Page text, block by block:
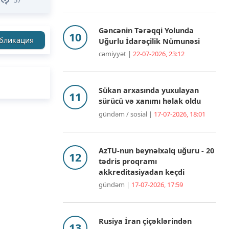
Gəncənin Tərəqqi Yolunda
Uğurlu İdarəçilik Nümunəsi
cəmiyyət | 22-07-2026, 23:12
Sükan arxasında yuxulayan
sürücü və xanımı həlak oldu
gündəm / sosial | 17-07-2026, 18:01
AzTU-nun beynəlxalq uğuru - 20
tədris proqramı
akkreditasiyadan keçdi
gündəm | 17-07-2026, 17:59
Rusiya İran çiçəklərindən